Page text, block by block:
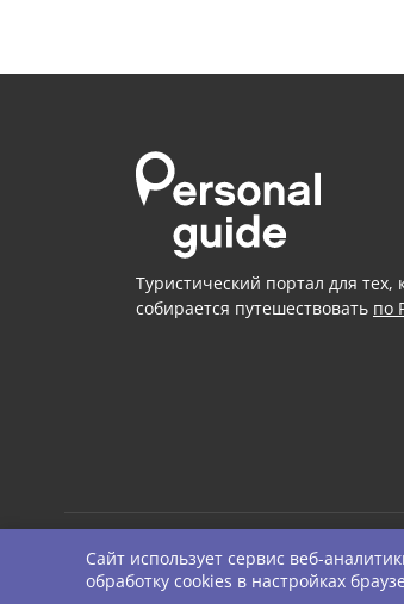
Туристический портал для тех,
собирается путешествовать по
©
Сайт использует сервис веб-
обработку cookies в настройках